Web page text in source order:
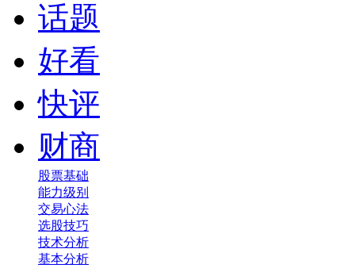
话题
好看
快评
财商
股票基础
能力级别
交易心法
选股技巧
技术分析
基本分析